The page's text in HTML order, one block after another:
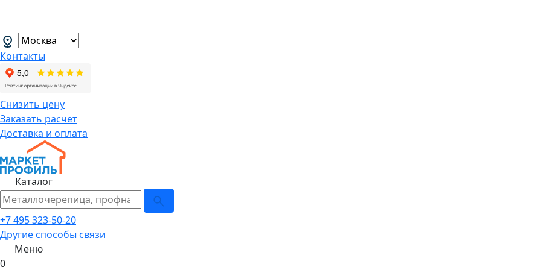
Контакты
Снизить цену
Заказать расчет
Доставка и оплата
Каталог
+7 495 323-50-20
Другие способы связи
Меню
0